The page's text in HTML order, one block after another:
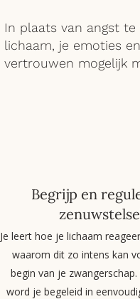
In plaats van angst
lichaam, je emoties
vertrouwen mogelijk
Begrijp en
Je leert hoe je lichaam
waarom dit zo intens kan
begin van je
word je begeleid in